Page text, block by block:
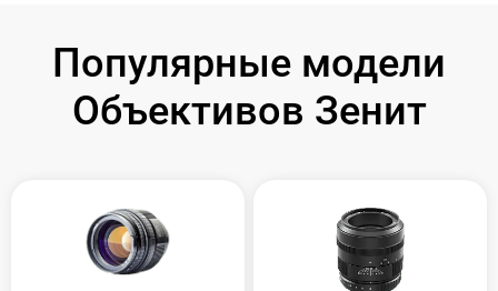
Популярные модели
Объективов Зенит